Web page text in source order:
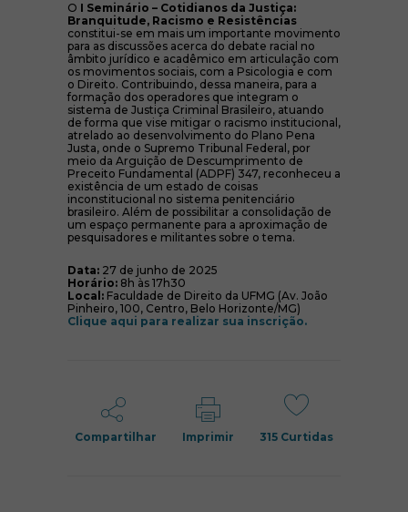
O I Seminário – Cotidianos da Justiça:
Branquitude, Racismo e Resistências
constitui-se em mais um importante movimento
para as discussões acerca do debate racial no
âmbito jurídico e acadêmico em articulação com
os movimentos sociais, com a Psicologia e com
o Direito. Contribuindo, dessa maneira, para a
formação dos operadores que integram o
sistema de Justiça Criminal Brasileiro, atuando
de forma que vise mitigar o racismo institucional,
atrelado ao desenvolvimento do Plano Pena
Justa, onde o Supremo Tribunal Federal, por
meio da Arguição de Descumprimento de
Preceito Fundamental (ADPF) 347, reconheceu a
existência de um estado de coisas
inconstitucional no sistema penitenciário
brasileiro. Além de possibilitar a consolidação de
um espaço permanente para a aproximação de
pesquisadores e militantes sobre o tema.
Data: 27 de junho de 2025
Horário: 8h às 17h30
Local: Faculdade de Direito da UFMG (Av. João
Pinheiro, 100, Centro, Belo Horizonte/MG)
Clique aqui para realizar sua inscrição.(abre em nova
Compartilhar Imprimir 315 Curtidas